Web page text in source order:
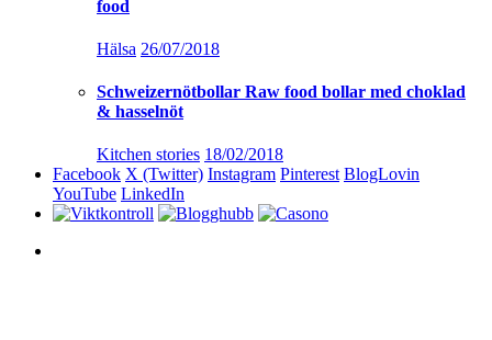
food
Hälsa 26/07/2018
Schweizernötbollar Raw food bollar med choklad
& hasselnöt
Kitchen stories 18/02/2018
Facebook X (Twitter) Instagram Pinterest BlogLovin
YouTube LinkedIn